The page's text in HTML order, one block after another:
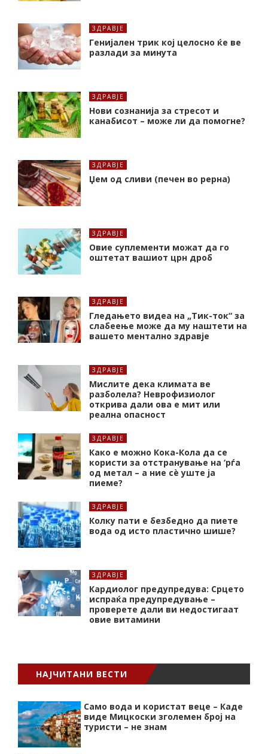
ЗДРАВЈЕ
Генијален трик кој целосно ќе ве
разлади за минута
ЗДРАВЈЕ
Нови сознанија за стресот и
канабисот – може ли да помогне?
ЗДРАВЈЕ
Џем од сливи (печен во рерна)
ЗДРАВЈЕ
Oвие суплементи можат да го
оштетат вашиот црн дроб
ЗДРАВЈЕ
Гледањето видеа на „Тик-ток“ за
слабеење може да му наштети на
вашето ментално здравје
ЗДРАВЈЕ
Мислите дека климата ве
разболела? Неврофизиолог
открива дали ова е мит или
реална опасност
ЗДРАВЈЕ
Како е можно Кока-Кола да се
користи за отстранување на ‘рѓа
од метал – а ние сè уште ја
пиеме?
ЗДРАВЈЕ
Колку пати е безбедно да пиете
вода од исто пластично шише?
ЗДРАВЈЕ
Кардиолог предупредува: Срцето
испраќа предупредување –
проверете дали ви недостигаат
овие витамини
НАЈЧИТАНИ ВЕСТИ
Само вода и користат веце – Каде
виде Мицкоски зголемен број на
туристи – не знам